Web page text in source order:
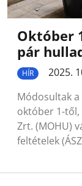
Október
pár
HÍR
2025.
Módosultak a
október 1-től,
Zrt. (MOHU)
feltételek